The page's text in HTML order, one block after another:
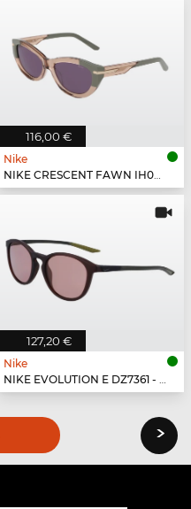
116,00 €
Nike
NIKE CRESCENT FAWN IH0918X - 200
127,20 €
Nike
NIKE EVOLUTION E DZ7361 - 220
›